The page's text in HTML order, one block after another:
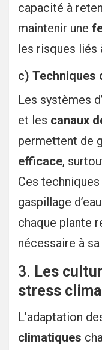
capacité à
maintenir une
les risques liés
c) Techniques
Les systèmes d’
et les canaux
permettent de
efficace,
Ces
gaspillage
chaque plante
nécessaire à
3. Les
stress
L’adaptation
climatiques